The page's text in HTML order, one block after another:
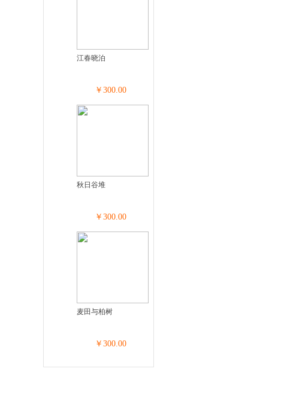
江春晓泊
￥300.00
秋日谷堆
￥300.00
麦田与柏树
￥300.00